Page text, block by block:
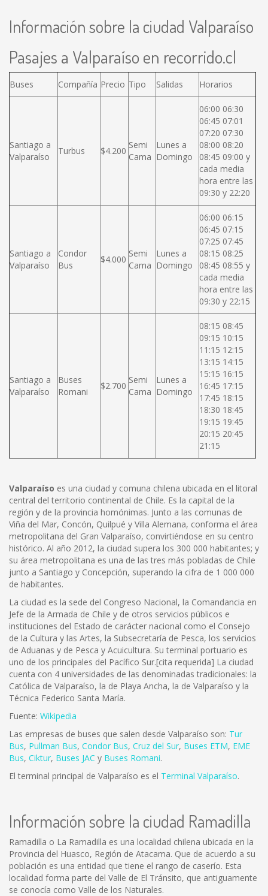
Información sobre la ciudad Valparaíso
Pasajes a Valparaíso en recorrido.cl
Buses Compañía Precio Tipo Salidas Horarios
Santiago a
Valparaíso
Turbus $4.200
Semi
Cama
Lunes a
Domingo
06:00 06:30
06:45 07:01
07:20 07:30
08:00 08:20
08:45 09:00 y
cada media
hora entre las
09:30 y 22:20
Santiago a
Valparaíso
Condor
Bus
$4.000
Semi
Cama
Lunes a
Domingo
06:00 06:15
06:45 07:15
07:25 07:45
08:15 08:25
08:45 08:55 y
cada media
hora entre las
09:30 y 22:15
Santiago a
Valparaíso
Buses
Romani
$2.700
Semi
Cama
Lunes a
Domingo
08:15 08:45
09:15 10:15
11:15 12:15
13:15 14:15
15:15 16:15
16:45 17:15
17:45 18:15
18:30 18:45
19:15 19:45
20:15 20:45
21:15
Valparaíso es una ciudad y comuna chilena ubicada en el litoral
central del territorio continental de Chile. Es la capital de la
región y de la provincia homónimas. Junto a las comunas de
Viña del Mar, Concón, Quilpué y Villa Alemana, conforma el área
metropolitana del Gran Valparaíso, convirtiéndose en su centro
histórico. Al año 2012, la ciudad supera los 300 000 habitantes; y
su área metropolitana es una de las tres más pobladas de Chile
junto a Santiago y Concepción, superando la cifra de 1 000 000
de habitantes.
La ciudad es la sede del Congreso Nacional, la Comandancia en
Jefe de la Armada de Chile y de otros servicios públicos e
instituciones del Estado de carácter nacional como el Consejo
de la Cultura y las Artes, la Subsecretaría de Pesca, los servicios
de Aduanas y de Pesca y Acuicultura. Su terminal portuario es
uno de los principales del Pacífico Sur.[cita requerida] La ciudad
cuenta con 4 universidades de las denominadas tradicionales: la
Católica de Valparaíso, la de Playa Ancha, la de Valparaíso y la
Técnica Federico Santa María.
Fuente: Wikipedia
Las empresas de buses que salen desde Valparaíso son: Tur
Bus, Pullman Bus, Condor Bus, Cruz del Sur, Buses ETM, EME
Bus, Ciktur, Buses JAC y Buses Romani.
El terminal principal de Valparaíso es el Terminal Valparaíso.
Información sobre la ciudad Ramadilla
Ramadilla o La Ramadilla es una localidad chilena ubicada en la
Provincia del Huasco, Región de Atacama. Que de acuerdo a su
población es una entidad que tiene el rango de caserío. Esta
localidad forma parte del Valle de El Tránsito, que antiguamente
se conocía como Valle de los Naturales.